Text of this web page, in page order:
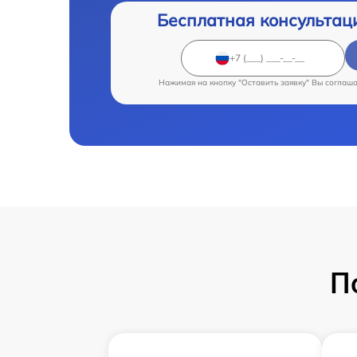
Бесплатная
Нажимая на кнопку "Оставить заявку" Вы